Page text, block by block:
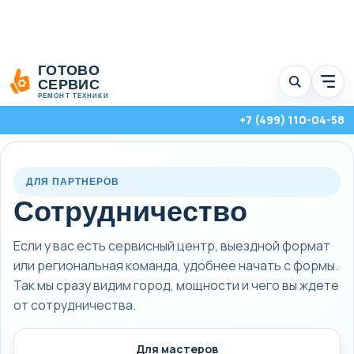
Перейти
содержимому
ГОТОВО
СЕРВИС
РЕМОНТ ТЕХНИКИ
+7 (499) 110-04-58
Стиральные, посудомоечные и сушильные машины с выездом на
дом по Москве и Московской области.
ДЛЯ ПАРТНЕРОВ
Сотрудничество
Если у вас есть сервисный центр, выездной формат
или региональная команда, удобнее начать с формы.
Так мы сразу видим город, мощности и чего вы ждете
от сотрудничества.
Для мастеров